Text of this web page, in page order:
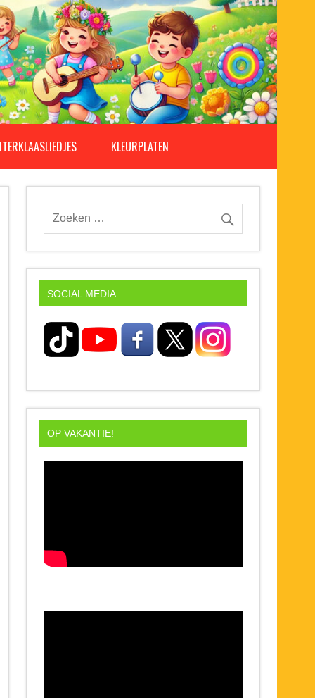
KLEURPLATEN
SOCIAL MEDIA
OP VAKANTIE!